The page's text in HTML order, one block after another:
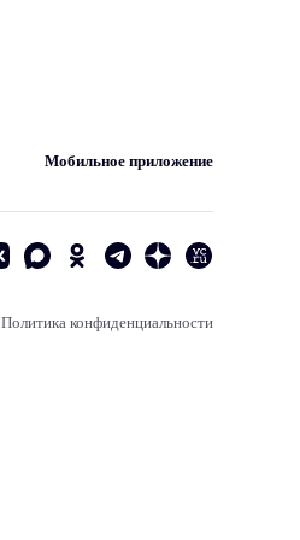
Мобильное приложение
Политика конфиденциальности